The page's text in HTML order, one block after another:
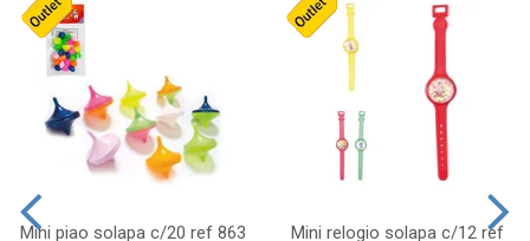
Mini piao solapa c/20 ref 863
Mini relogio solapa c/12 ref